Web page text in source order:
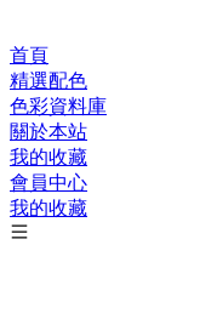
首頁
精選配色
色彩資料庫
關於本站
我的收藏
會員中心
我的收藏